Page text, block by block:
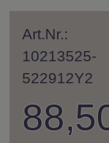
Art.Nr.:
10213525-
522912Y2